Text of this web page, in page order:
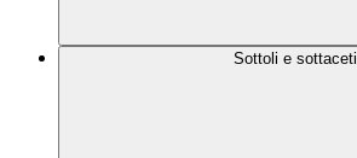
Sottoli e sottaceti